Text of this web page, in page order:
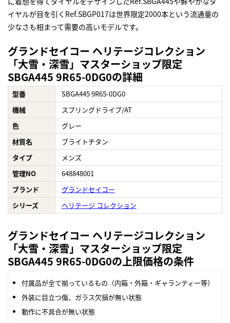
イヤルが目を引くRef.SBGP017は世界限定2000本という流通量の
少なさも相まって需要の高いモデルです。
グランドセイコー ヘリテージコレクション
「大雪・深雪」マスターショップ限定
SBGA445 9R65-0DG0の詳細
型番
SBGA445 9R65-0DG0
機械
スプリングドライブ/AT
色
グレー
材質名
ブライトチタン
タイプ
メンズ
管理NO
648848001
ブランド
グランドセイコー
シリーズ
ヘリテージ コレクション
グランドセイコー ヘリテージコレクション
「大雪・深雪」マスターショップ限定
SBGA445 9R65-0DG0の上限価格の条件
付属品が全て揃っているもの（内箱・外箱・ギャランティー等）
外装に目立つ傷、ガラス欠損が無い状態
動作に不具合が無い状態